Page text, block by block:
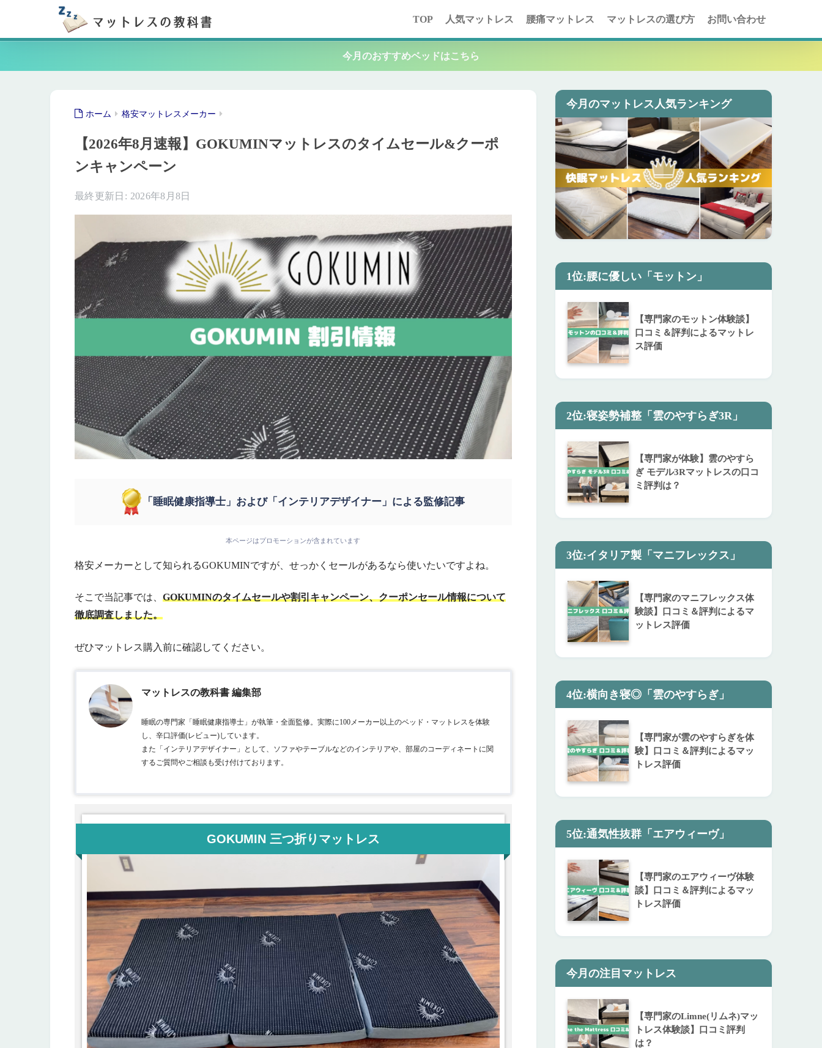
TOP 人気マットレス 腰痛マットレス マットレスの選び方 お問い合わせ
今月のおすすめベッドはこちら
ホーム 格安マットレスメーカー
【2026年8月速報】GOKUMINマットレスのタイムセール&クーポ
ンキャンペーン
2026年8月8日
「睡眠健康指導士」および「インテリアデザイナー」による監修記事
本ページはプロモーションが含まれています
格安メーカーとして知られるGOKUMINですが、せっかくセールがあるなら使いたいですよね。
そこで当記事では、 GOKUMINのタイムセールや割引キャンペーン、クーポンセール情報について
徹底調査しました。
ぜひマットレス購入前に確認してください。
マットレスの教科書 編集部
睡眠の専門家「睡眠健康指導士」が執筆・全面監修。実際に100メーカー以上のベッド・マットレスを体験
し、辛口評価(レビュー)しています。
また「インテリアデザイナー」として、ソファやテーブルなどのインテリアや、部屋のコーディネートに関
するご質問やご相談も受け付けております。
GOKUMIN 三つ折りマットレス
今月のマットレス人気ランキング
1位:腰に優しい「モットン」
【専門家のモットン体験談】
口コミ＆評判によるマットレ
ス評価
2位:寝姿勢補整「雲のやすらぎ3R」
【専門家が体験】雲のやすら
ぎ モデル3Rマットレスの口コ
ミ評判は？
3位:イタリア製「マニフレックス」
【専門家のマニフレックス体
験談】口コミ＆評判によるマ
ットレス評価
4位:横向き寝◎「雲のやすらぎ」
【専門家が雲のやすらぎを体
験】口コミ＆評判によるマッ
トレス評価
5位:通気性抜群「エアウィーヴ」
【専門家のエアウィーヴ体験
談】口コミ＆評判によるマッ
トレス評価
今月の注目マットレス
【専門家のLimne(リムネ)マッ
トレス体験談】口コミ評判
は？